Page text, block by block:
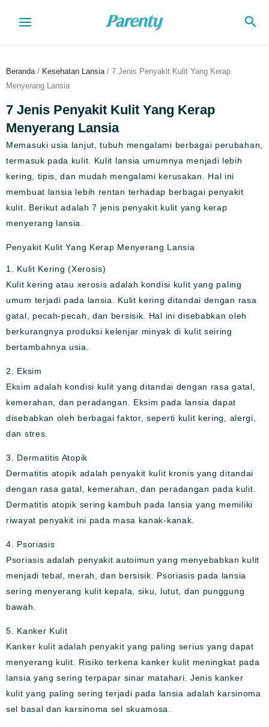
Cari
Beranda / Kesehatan Lansia / 7 Jenis Penyakit Kulit Yang Kerap
Menyerang Lansia
7 Jenis Penyakit Kulit Yang Kerap
Menyerang Lansia
Memasuki usia lanjut, tubuh mengalami berbagai perubahan,
termasuk pada kulit. Kulit lansia umumnya menjadi lebih
kering, tipis, dan mudah mengalami kerusakan. Hal ini
membuat lansia lebih rentan terhadap berbagai penyakit
kulit. Berikut adalah 7 jenis penyakit kulit yang kerap
menyerang lansia.
Penyakit Kulit Yang Kerap Menyerang Lansia
1. Kulit Kering (Xerosis)
Kulit kering atau xerosis adalah kondisi kulit yang paling
umum terjadi pada lansia. Kulit kering ditandai dengan rasa
gatal, pecah-pecah, dan bersisik. Hal ini disebabkan oleh
berkurangnya produksi kelenjar minyak di kulit seiring
bertambahnya usia.
2. Eksim
Eksim adalah kondisi kulit yang ditandai dengan rasa gatal,
kemerahan, dan peradangan. Eksim pada lansia dapat
disebabkan oleh berbagai faktor, seperti kulit kering, alergi,
dan stres.
3. Dermatitis Atopik
Dermatitis atopik adalah penyakit kulit kronis yang ditandai
dengan rasa gatal, kemerahan, dan peradangan pada kulit.
Dermatitis atopik sering kambuh pada lansia yang memiliki
riwayat penyakit ini pada masa kanak-kanak.
4. Psoriasis
Psoriasis adalah penyakit autoimun yang menyebabkan kulit
menjadi tebal, merah, dan bersisik. Psoriasis pada lansia
sering menyerang kulit kepala, siku, lutut, dan punggung
bawah.
5. Kanker Kulit
Kanker kulit adalah penyakit yang paling serius yang dapat
menyerang kulit. Risiko terkena kanker kulit meningkat pada
lansia yang sering terpapar sinar matahari. Jenis kanker
kulit yang paling sering terjadi pada lansia adalah karsinoma
sel basal dan karsinoma sel skuamosa.